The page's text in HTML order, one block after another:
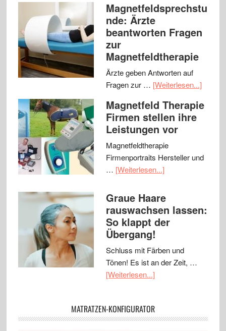
Magnetfeldsprechstu
nde: Ärzte
beantworten Fragen
zur
Magnetfeldtherapie
Ärzte geben Antworten auf
Fragen zur … [Weiterlesen...]
Magnetfeld Therapie
Firmen stellen ihre
Leistungen vor
Magnetfeldtherapie
Firmenportraits Hersteller und
… [Weiterlesen...]
Graue Haare
rauswachsen lassen:
So klappt der
Übergang!
Schluss mit Färben und
Tönen! Es ist an der Zeit, …
[Weiterlesen...]
MATRATZEN-KONFIGURATOR